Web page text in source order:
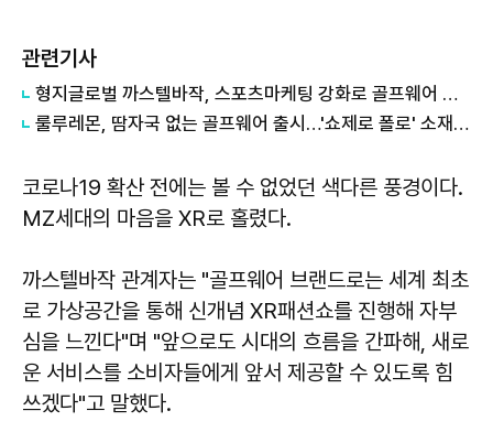
관련기사
형지글로벌 까스텔바작, 스포츠마케팅 강화로 골프웨어 매출 '호조'
룰루레몬, 땀자국 없는 골프웨어 출시…'쇼제로 폴로' 소재 개발
코로나19 확산 전에는 볼 수 없었던 색다른 풍경이다.
MZ세대의 마음을 XR로 홀렸다.
까스텔바작 관계자는 "골프웨어 브랜드로는 세계 최초
로 가상공간을 통해 신개념 XR패션쇼를 진행해 자부
심을 느낀다"며 "앞으로도 시대의 흐름을 간파해, 새로
운 서비스를 소비자들에게 앞서 제공할 수 있도록 힘
쓰겠다"고 말했다.